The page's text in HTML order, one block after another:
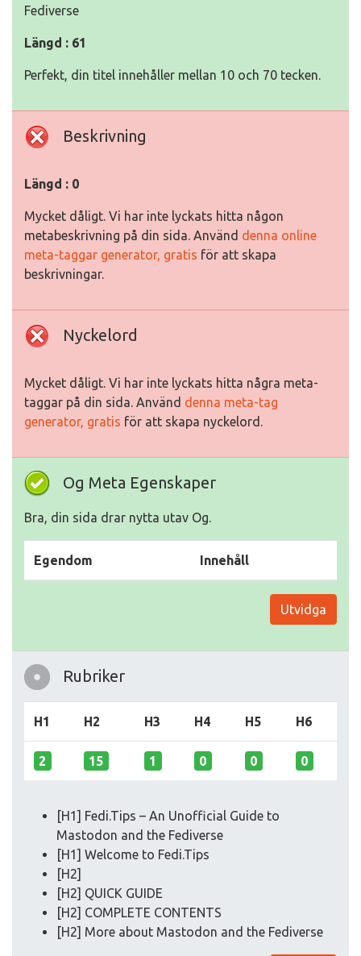
Fediverse
Längd : 61
Perfekt, din titel innehåller mellan 10 och 70 tecken.
Beskrivning
Längd : 0
Mycket dåligt. Vi har inte lyckats hitta någon
metabeskrivning på din sida. Använd denna online
meta-taggar generator, gratis för att skapa
beskrivningar.
Nyckelord
Mycket dåligt. Vi har inte lyckats hitta några meta-
taggar på din sida. Använd denna meta-tag
generator, gratis för att skapa nyckelord.
Og Meta Egenskaper
Bra, din sida drar nytta utav Og.
Egendom Innehåll
Utvidga
Rubriker
H1 H2 H3 H4 H5 H6
2 15 1 0 0 0
[H1] Fedi.Tips – An Unofficial Guide to
Mastodon and the Fediverse
[H1] Welcome to Fedi.Tips
[H2]
[H2] QUICK GUIDE
[H2] COMPLETE CONTENTS
[H2] More about Mastodon and the Fediverse